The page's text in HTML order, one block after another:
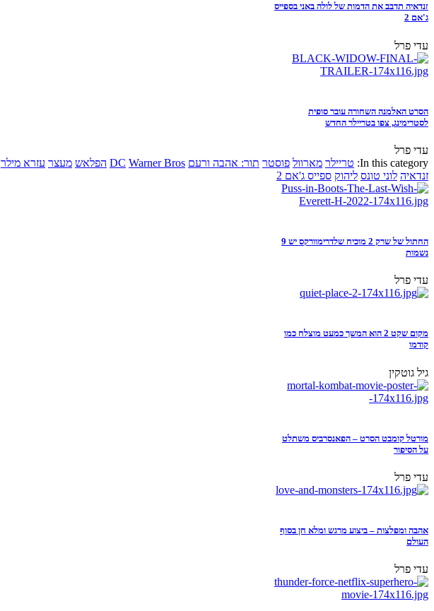
זנדאיה תדבב את הדמות של לולה באני בספייס
ג'אם 2
עדי פרל
הסרט האלמנה השחורה עובר סופית
לסטרימינג, צפו בטריילר החדש
עדי פרל
In this category: טריילר מארוול פוסטר תור: אהבה ורעם DC Warner Bros הפלאש מעצר עזרא מילר
זנדאיה לוני טונס ליהוק ספייס ג'אם 2
החתול של שרק 2 מוכיח שלדרימוורקס יש 9
נשמות
עדי פרל
מקום שקט 2 הוא המשך כמעט מוצלח כמו
קודמו
גיל גוטקין
מורטל קומבט הסרט – הפאנסרביס משתלט
על הסיפור
עדי פרל
אהבה ומפלצות – ביצוע מרגש ומלא חן בסוף
העולם
עדי פרל